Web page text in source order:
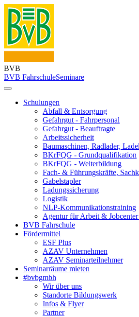
BVB
BVB FahrschuleSeminare
Schulungen
Abfall & Entsorgung
Gefahrgut - Fahrpersonal
Gefahrgut - Beauftragte
Arbeitssicherheit
Baumaschinen, Radlader,
BKrFQG - Grundqualifikation
BKrFQG - Weiterbildung
Fach- & Führungskräfte,
Gabelstapler
Ladungssicherung
Logistik
NLP-Kommunikationstraining
Agentur für Arbeit &
BVB Fahrschule
Fördermittel
ESF Plus
AZAV Unternehmen
AZAV Seminarteilnehmer
Seminarräume mieten
#bvbgmbh
Wir über uns
Standorte Bildungswerk
Infos & Flyer
Partner